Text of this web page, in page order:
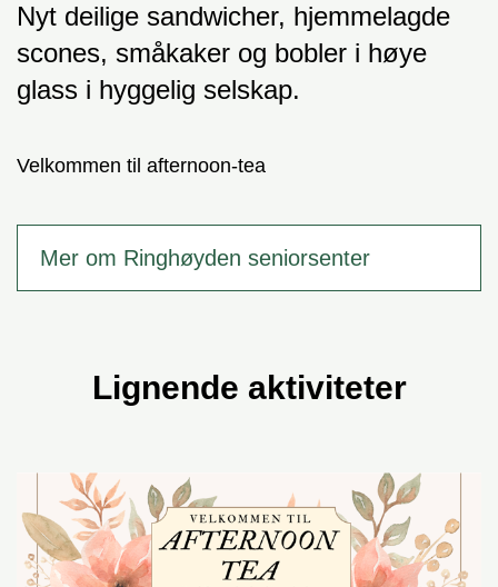
Nyt deilige sandwicher, hjemmelagde
scones, småkaker og bobler i høye
glass i hyggelig selskap.
Velkommen til afternoon-tea
Mer om Ringhøyden seniorsenter
Lignende aktiviteter